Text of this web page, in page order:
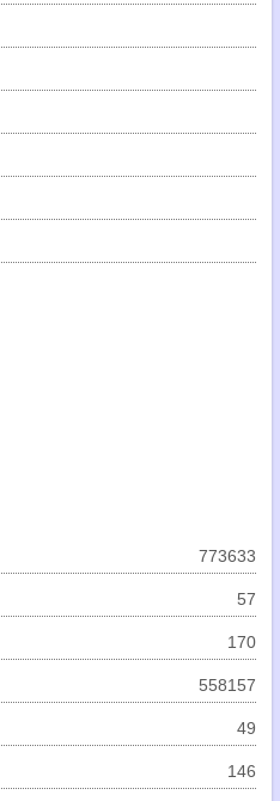
773633
57
170
558157
49
146